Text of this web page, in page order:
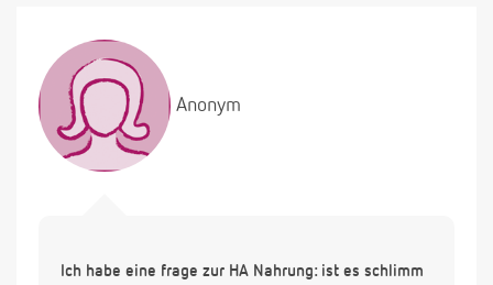
Anonym
Ich habe eine frage zur HA Nahrung: ist es schlimm